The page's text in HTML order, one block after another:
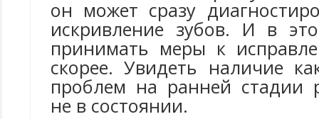
он может сразу
искривление зубов. И в
принимать меры к
скорее. Увидеть наличие
проблем на ранней стадии
не в состоянии.